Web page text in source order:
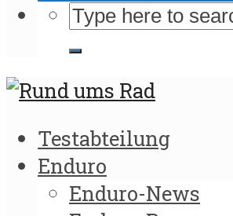
Testabteilung
Enduro
Enduro-News